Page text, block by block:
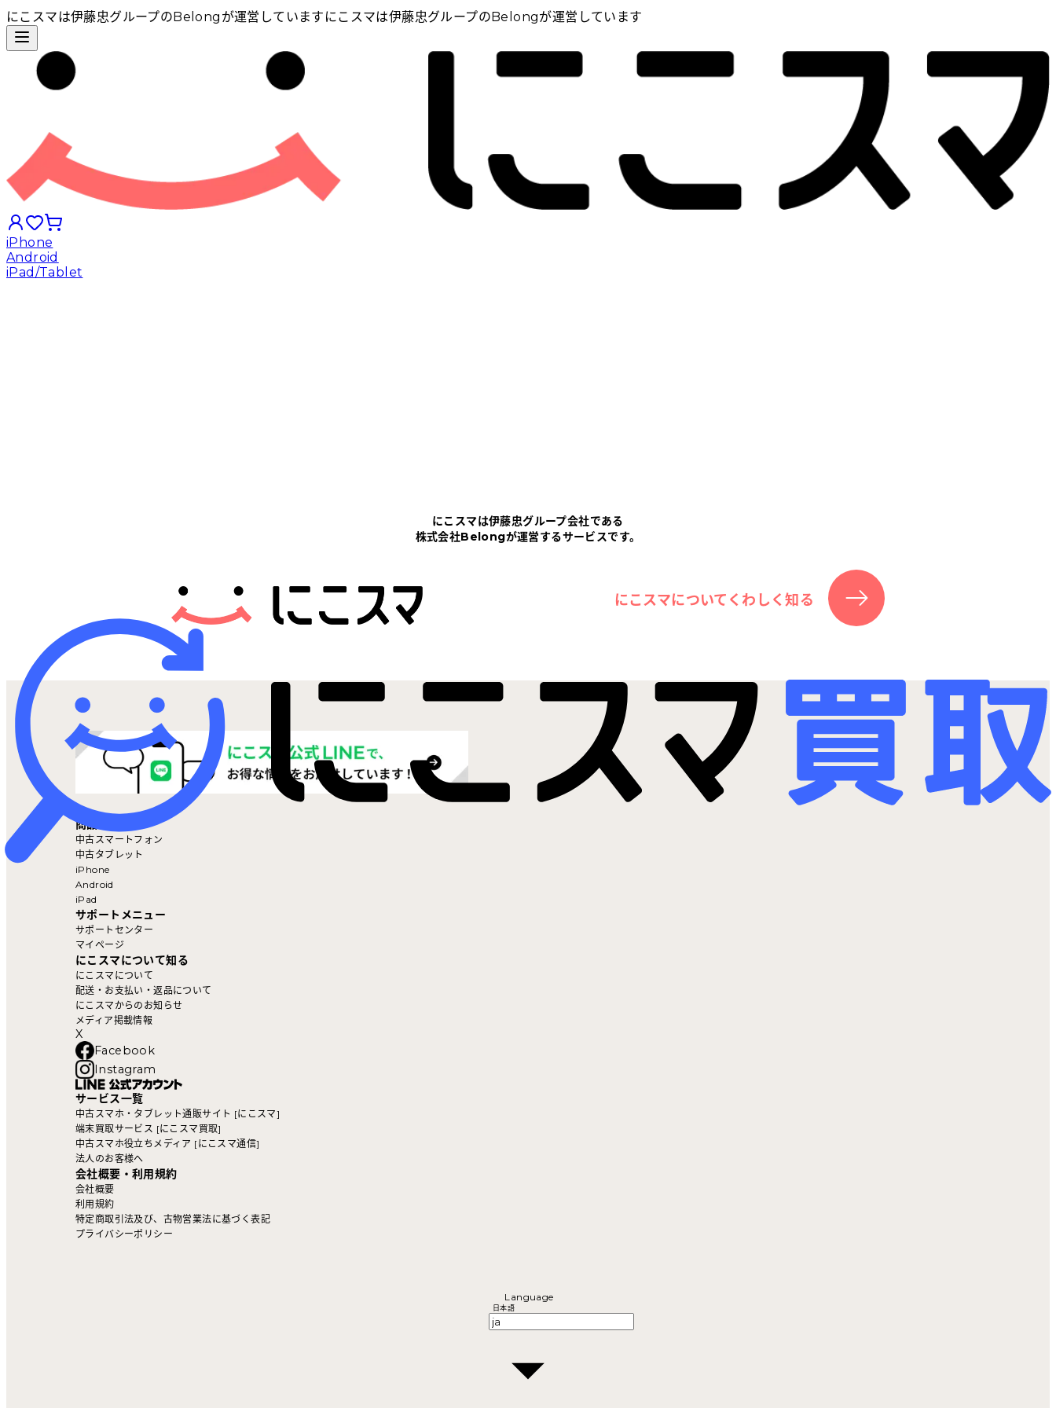
にこスマは伊藤忠グループのBelongが運営しています にこスマは伊藤忠グループのBelongが運営しています
iPhone
Android
iPad/Tablet
ニュース
にこスマ通信
マイページ
にこスマは伊藤忠グループ会社である
株式会社Belongが運営するサービスです。
にこスマについてくわしく知る
商品を探す
中古スマートフォン
中古タブレット
iPhone
Android
iPad
サポートメニュー
サポートセンター
マイページ
にこスマについて知る
にこスマについて
配送・お支払い・返品について
にこスマからのお知らせ
メディア掲載情報
X
Facebook
Instagram
サービス一覧
中古スマホ・タブレット通販サイト [にこスマ]
端末買取サービス [にこスマ買取]
中古スマホ役立ちメディア [にこスマ通信]
法人のお客様へ
会社概要・利用規約
会社概要
利用規約
特定商取引法及び、古物営業法に基づく表記
プライバシーポリシー
Language
日本語